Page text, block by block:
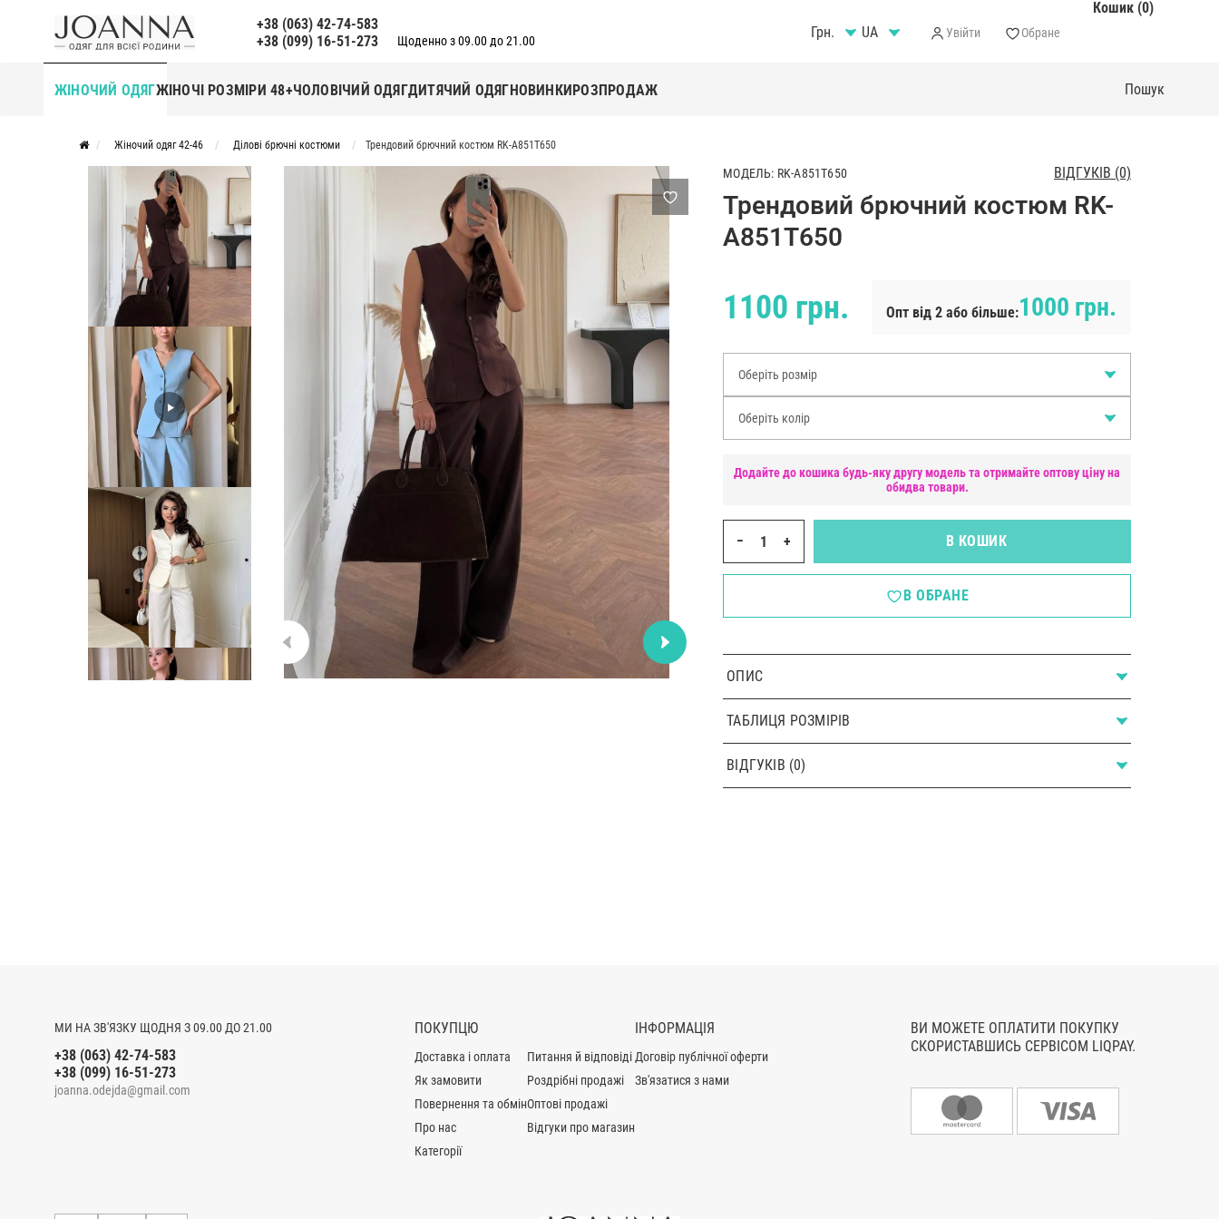
+38 (063) 42-74-583
+38 (099) 16-51-273
Щоденно з 09.00 до 21.00 Грн. Увійти Обране
Кошик (0)
ЖІНОЧИЙ ОДЯГЖІНОЧІ РОЗМІРИ 48+ЧОЛОВІЧИЙ ОДЯГДИТЯЧИЙ ОДЯГНОВИНКИРОЗПРОДАЖ
Жіночий одяг 42-46 Ділові брючні костюми Трендовий брючний костюм RK-A851T650
МОДЕЛЬ: RK-A851T650 ВІДГУКІВ (0)
Трендовий брючний костюм RK-
A851T650
1100 грн. Опт від 2 або більше:1000 грн.
Оберіть розмір
Оберіть колір
Додайте до кошика будь-яку другу модель та отримайте оптову ціну на
обидва товари.
− + В КОШИК
В ОБРАНЕ
ОПИС
ТАБЛИЦЯ РОЗМІРІВ
ВІДГУКІВ (0)
МИ НА ЗВ'ЯЗКУ ЩОДНЯ З 09.00 ДО 21.00
+38 (063) 42-74-583
+38 (099) 16-51-273
joanna.odejda@gmail.com
ПОКУПЦЮ
Доставка і оплата
Як замовити
Повернення та обмін
Про нас
Категорії
Питання й відповіді
Роздрібні продажі
Оптові продажі
Відгуки про магазин
ІНФОРМАЦІЯ
Договір публічної оферти
Зв'язатися з нами
ВИ МОЖЕТЕ ОПЛАТИТИ ПОКУПКУ
СКОРИСТАВШИСЬ СЕРВІСОМ LIQPAY.